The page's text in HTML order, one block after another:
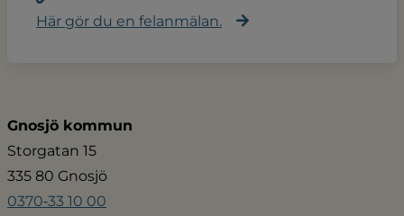
Här gör du en felanmälan.
Gnosjö kommun
Storgatan 15
335 80 Gnosjö
0370‑33 10 00